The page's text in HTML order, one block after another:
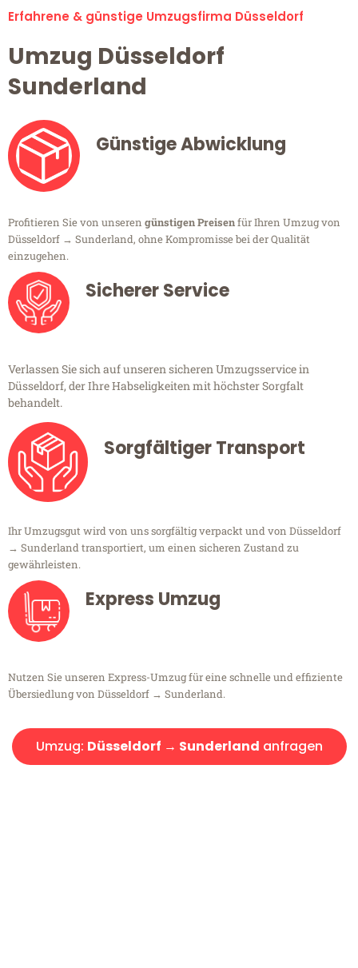
Erfahrene & günstige Umzugsfirma Düsseldorf
Umzug Düsseldorf
Sunderland
Günstige Abwicklung
Profitieren Sie von unseren günstigen Preisenfür Ihren Umzug von
Düsseldorf → Sunderland, ohne Kompromisse bei der Qualität
einzugehen.
Sicherer Service
Verlassen Sie sich auf unseren sicheren Umzugsservice in
Düsseldorf, der Ihre Habseligkeiten mit höchster Sorgfalt
behandelt.
Sorgfältiger Transport
Ihr Umzugsgut wird von uns sorgfältig verpackt und von Düsseldorf
→ Sunderland transportiert, um einen sicheren Zustand zu
gewährleisten.
Express Umzug
Nutzen Sie unseren Express-Umzug für eine schnelle und effiziente
Übersiedlung von Düsseldorf → Sunderland.
Umzug: Düsseldorf → Sunderland anfragen